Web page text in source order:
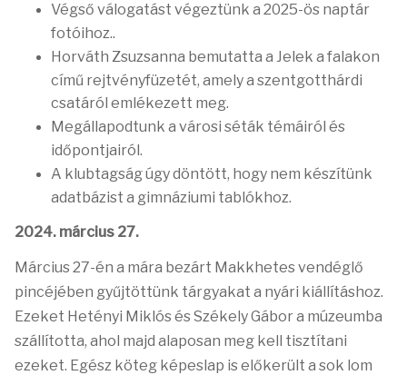
Végső válogatást végeztünk a 2025-ös naptár
fotóihoz..
Horváth Zsuzsanna bemutatta a Jelek a falakon
című rejtvényfüzetét, amely a szentgotthárdi
csatáról emlékezett meg.
Megállapodtunk a városi séták témáiról és
időpontjairól.
A klubtagság úgy döntött, hogy nem készítünk
adatbázist a gimnáziumi tablókhoz.
2024. március 27.
Március 27-én a mára bezárt Makkhetes vendéglő
pincéjében gyűjtöttünk tárgyakat a nyári kiállításhoz.
Ezeket Hetényi Miklós és Székely Gábor a múzeumba
szállította, ahol majd alaposan meg kell tisztítani
ezeket. Egész köteg képeslap is előkerült a sok lom